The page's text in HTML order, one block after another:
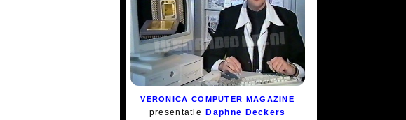
VERONICA COMPUTER MAGAZINE
presentatie Daphne Deckers